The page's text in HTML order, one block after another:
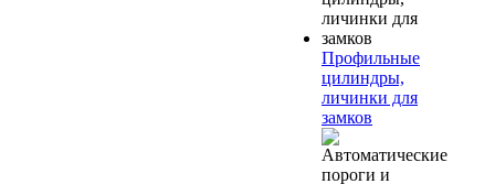
Профильные
цилиндры,
личинки для
замков